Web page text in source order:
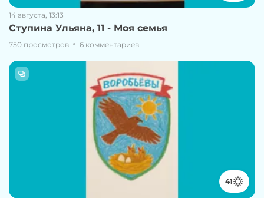
14 августа, 13:13
Ступина Ульяна, 11 - Моя семья
750 просмотров 6 комментариев
41